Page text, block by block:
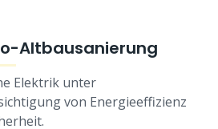
Altbausanierung
Elektrik unter
von Energieeffizienz